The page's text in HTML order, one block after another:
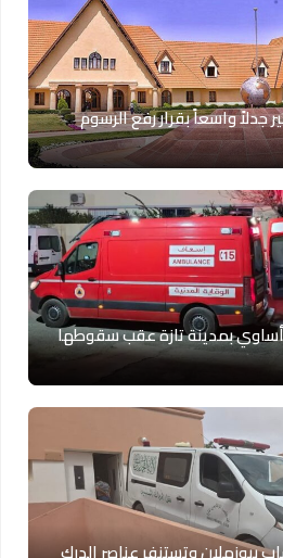
جدلاً واسعاً بقرار رفع الرسوم
بمدينة تازة عقب سقوطها